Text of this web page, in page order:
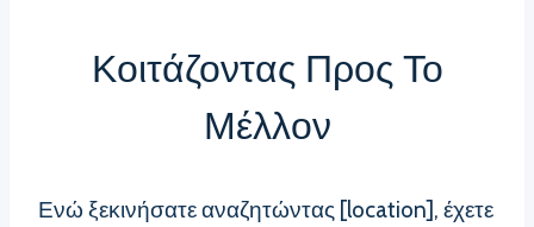
Κοιτάζοντας Προς Το
Μέλλον
Ενώ ξεκινήσατε αναζητώντας [location], έχετε